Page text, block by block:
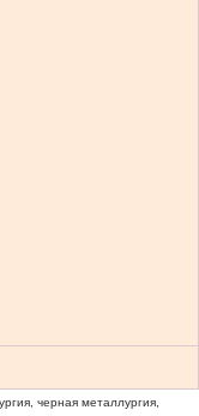
черная металлургия,